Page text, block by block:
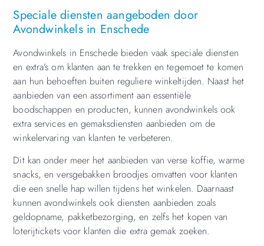
Speciale diensten aangeboden door
Avondwinkels in Enschede
Avondwinkels in Enschede bieden vaak speciale diensten
en extra’s om klanten aan te trekken en tegemoet te komen
aan hun behoeften buiten reguliere winkeltijden. Naast het
aanbieden van een assortiment aan essentiële
boodschappen en producten, kunnen avondwinkels ook
extra services en gemaksdiensten aanbieden om de
winkelervaring van klanten te verbeteren.
Dit kan onder meer het aanbieden van verse koffie, warme
snacks, en versgebakken broodjes omvatten voor klanten
die een snelle hap willen tijdens het winkelen. Daarnaast
kunnen avondwinkels ook diensten aanbieden zoals
geldopname, pakketbezorging, en zelfs het kopen van
loterijtickets voor klanten die extra gemak zoeken.